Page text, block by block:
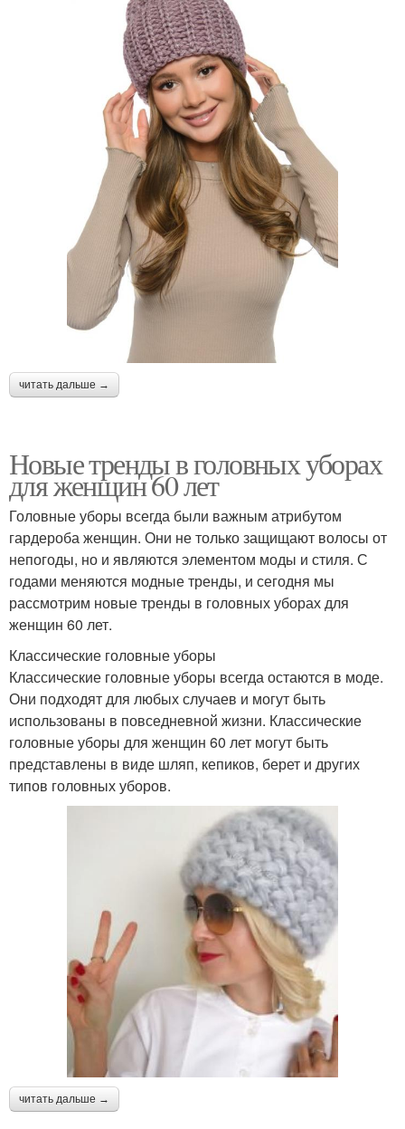
читать дальше →
Новые тренды в головных уборах
для женщин 60 лет
Головные уборы всегда были важным атрибутом
гардероба женщин. Они не только защищают волосы от
непогоды, но и являются элементом моды и стиля. С
годами меняются модные тренды, и сегодня мы
рассмотрим новые тренды в головных уборах для
женщин 60 лет.
Классические головные уборы
Классические головные уборы всегда остаются в моде.
Они подходят для любых случаев и могут быть
использованы в повседневной жизни. Классические
головные уборы для женщин 60 лет могут быть
представлены в виде шляп, кепиков, берет и других
типов головных уборов.
читать дальше →